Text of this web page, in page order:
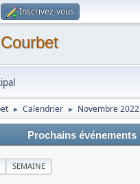
Inscrivez-vous
► Calendrier ► Novembre 2022
Prochains événements
SEMAINE